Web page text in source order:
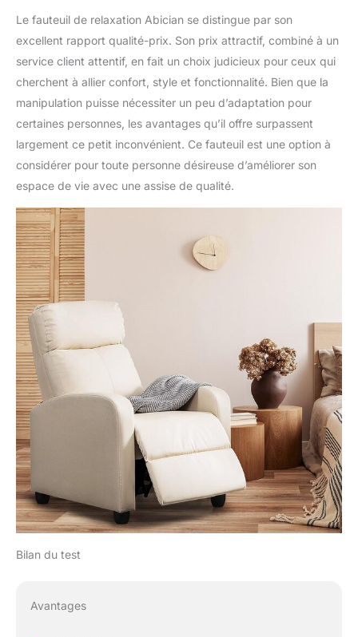
Le fauteuil de relaxation Abician se distingue par son
excellent rapport qualité-prix. Son prix attractif, combiné à un
service client attentif, en fait un choix judicieux pour ceux qui
cherchent à allier confort, style et fonctionnalité. Bien que la
manipulation puisse nécessiter un peu d’adaptation pour
certaines personnes, les avantages qu’il offre surpassent
largement ce petit inconvénient. Ce fauteuil est une option à
considérer pour toute personne désireuse d’améliorer son
espace de vie avec une assise de qualité.
Bilan du test
Avantages